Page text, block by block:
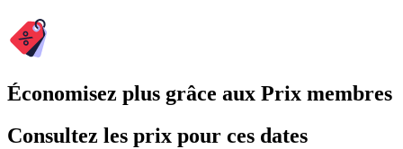
Économisez plus grâce aux Prix membres
Consultez les prix pour ces dates